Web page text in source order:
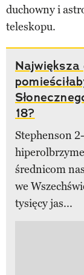
duchowny i
teleskopu.
18?
Stephenson
średnicom
we
tysięcy jas...